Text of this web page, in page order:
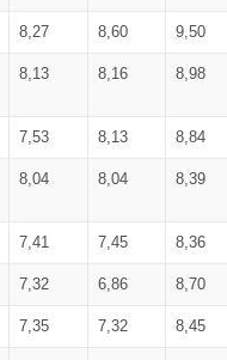
8,27 8,60 9,50
8,13 8,16 8,98
7,53 8,13 8,84
8,04 8,04 8,39
7,41 7,45 8,36
7,32 6,86 8,70
7,35 7,32 8,45